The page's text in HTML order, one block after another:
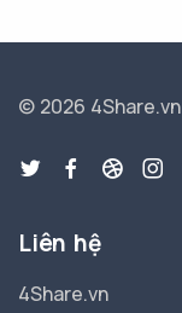
© 2026 4Share.vn
Liên hệ
4Share.vn